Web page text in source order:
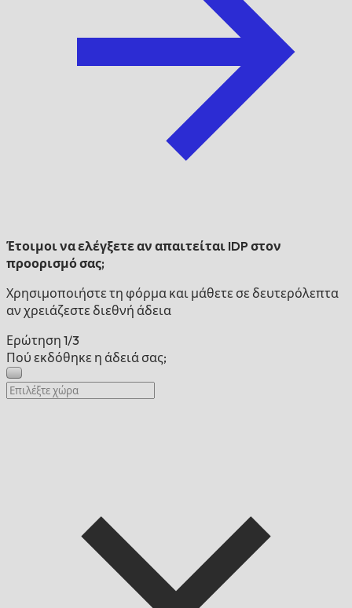
Έτοιμοι να ελέγξετε αν απαιτείται IDP στον
προορισμό σας;
Χρησιμοποιήστε τη φόρμα και μάθετε σε δευτερόλεπτα
αν χρειάζεστε διεθνή άδεια
Ερώτηση 1/3
Πού εκδόθηκε η άδειά σας;